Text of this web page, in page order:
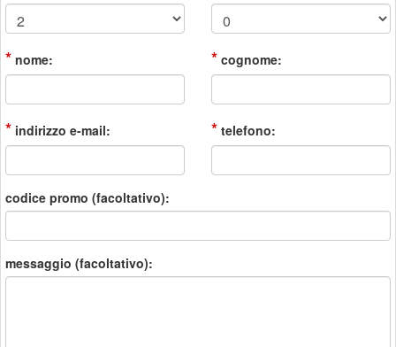
* nome: * cognome:
* indirizzo e-mail: * telefono:
codice promo (facoltativo):
messaggio (facoltativo):